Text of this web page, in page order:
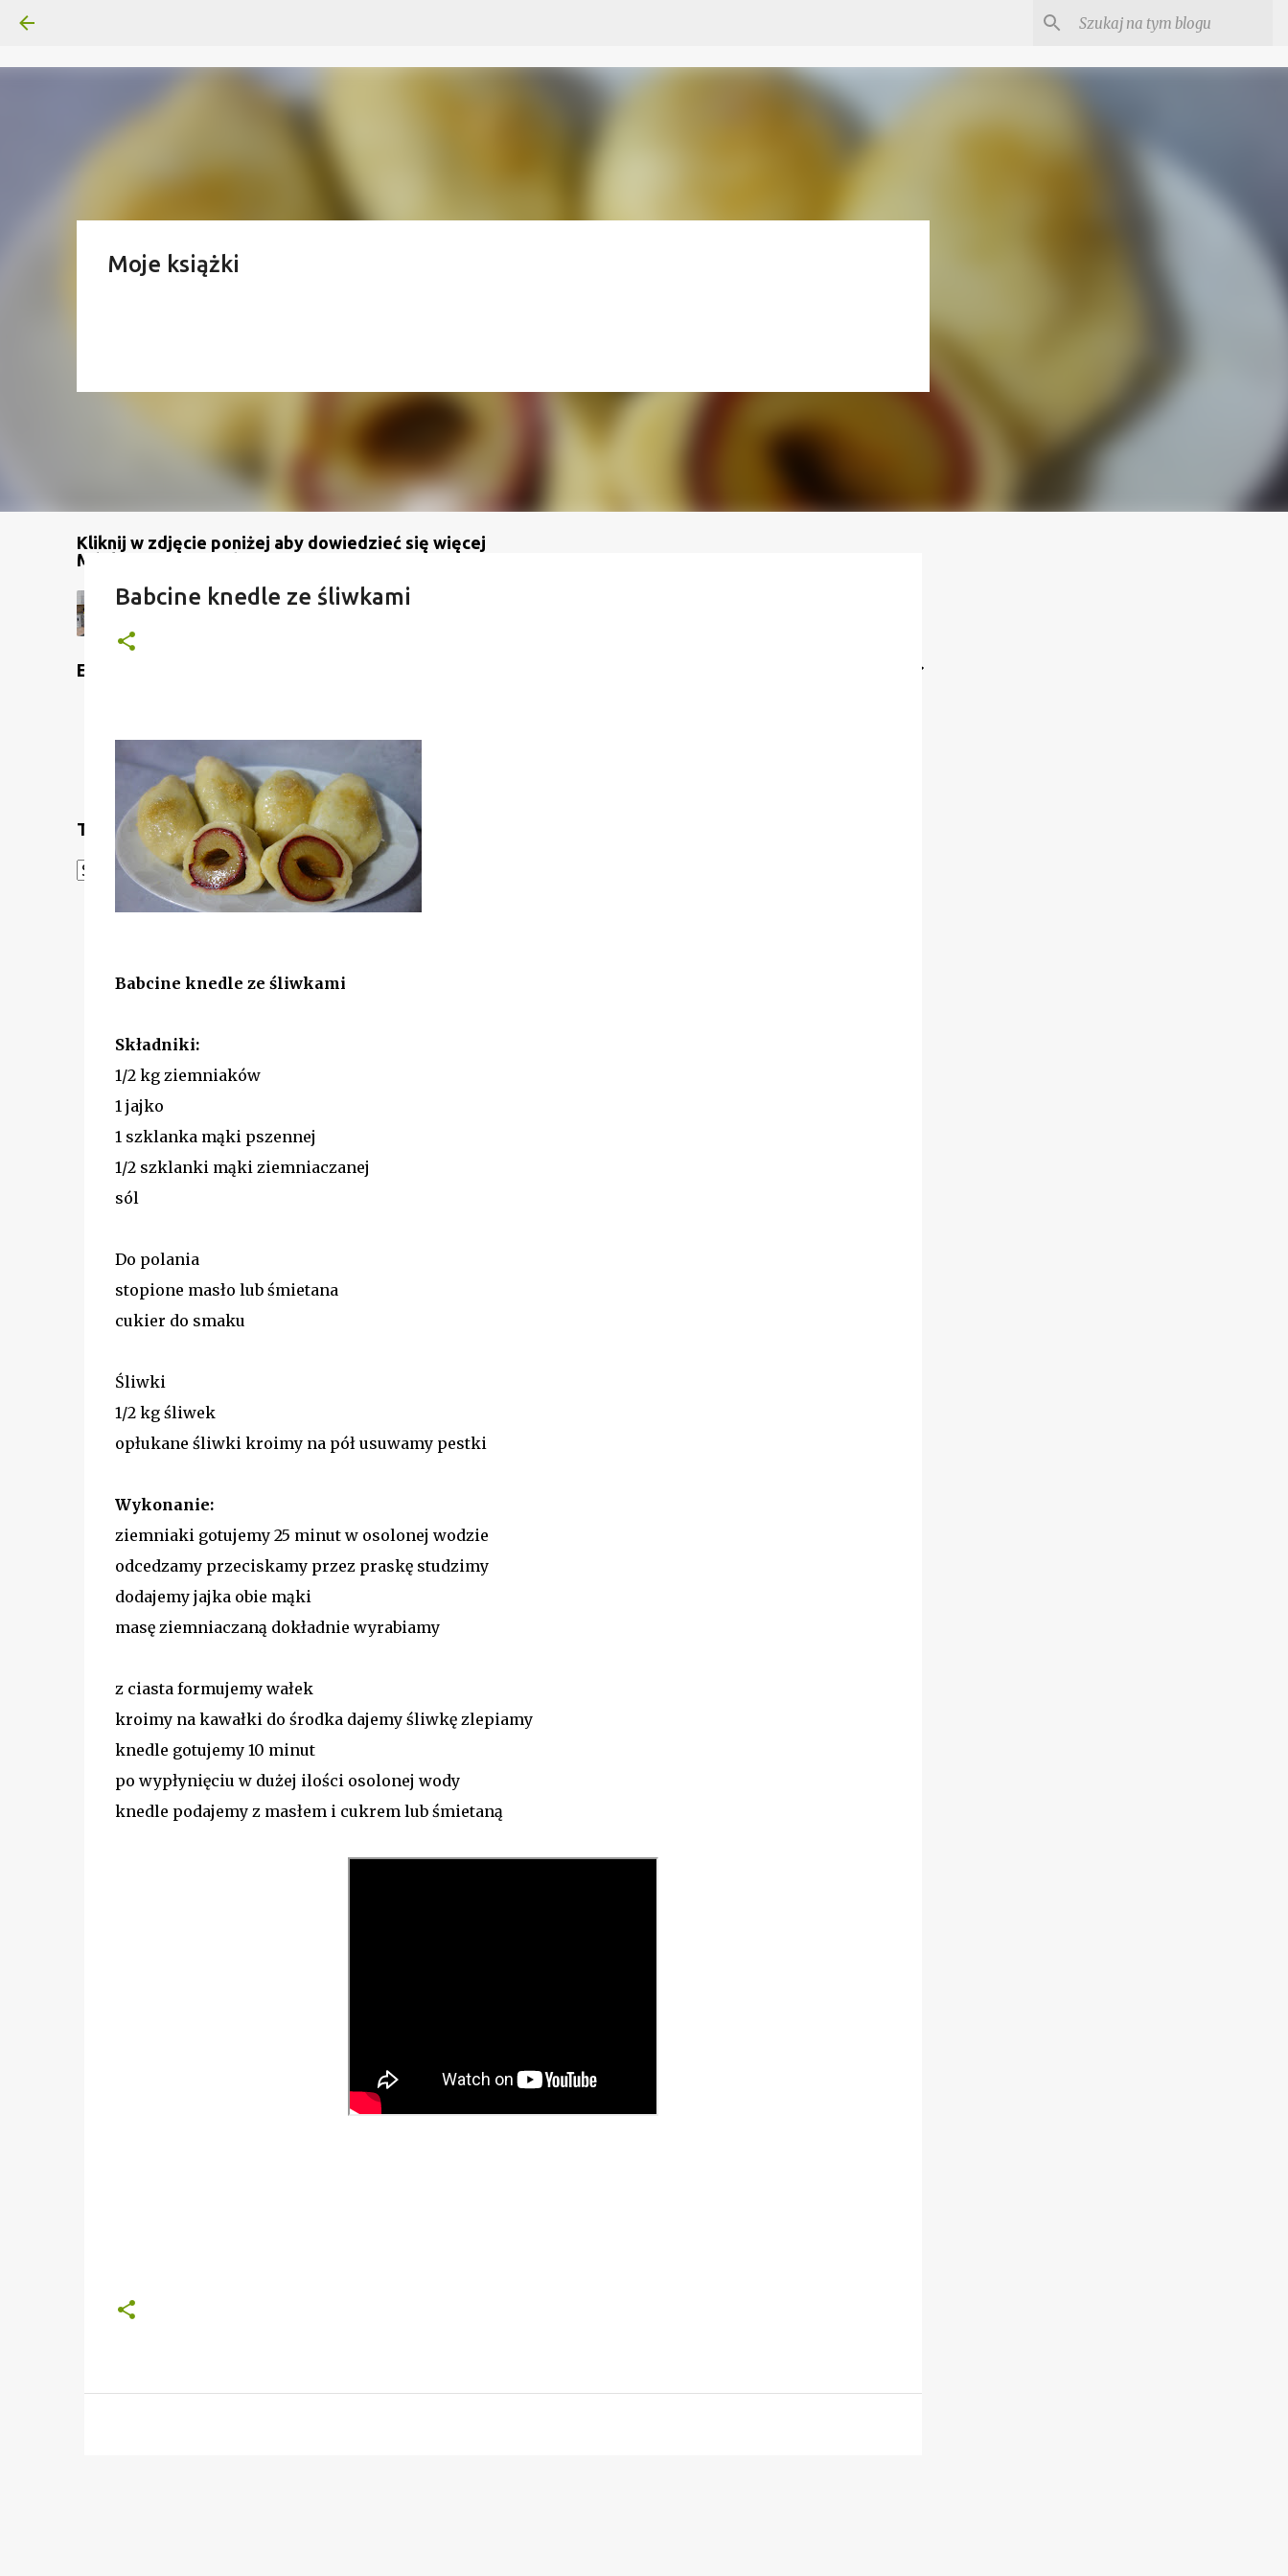
Kliknij w zdjęcie poniżej aby dowiedzieć się więcej
Moje książki
Mój kanał na YouTube
Etykiety
Translate
Powered by Translate
Babcine knedle ze śliwkami
Babcine knedle ze śliwkami
Składniki:
1/2 kg ziemniaków
1 jajko
1 szklanka mąki pszennej
1/2 szklanki mąki ziemniaczanej
sól
Do polania
stopione masło lub śmietana
cukier do smaku
Śliwki
1/2 kg śliwek
opłukane śliwki kroimy na pół usuwamy pestki
Wykonanie:
ziemniaki gotujemy 25 minut w osolonej wodzie
odcedzamy przeciskamy przez praskę studzimy
dodajemy jajka obie mąki
masę ziemniaczaną dokładnie wyrabiamy
z ciasta formujemy wałek
kroimy na kawałki do środka dajemy śliwkę zlepiamy
knedle gotujemy 10 minut
po wypłynięciu w dużej ilości osolonej wody
knedle podajemy z masłem i cukrem lub śmietaną